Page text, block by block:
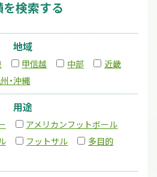
検索する
地域
甲信越 中部
近畿
・沖縄
用途
アメリカンフットボール
フットサル
多目的